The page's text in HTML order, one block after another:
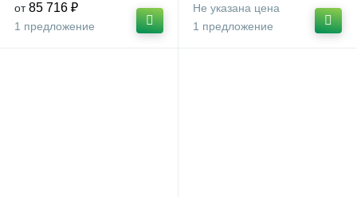
от 85 716 ₽
1 предложение
Не указана цена
1 предложение